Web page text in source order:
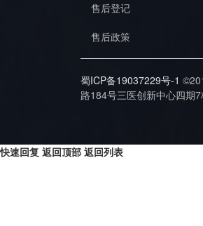
售后登记
售后政策
蜀ICP备19037229号-1
路184号三医创新中心四期
快速回复 返回顶部 返回列表